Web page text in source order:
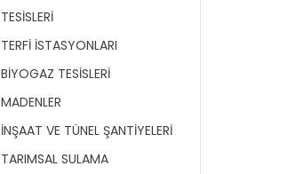
TESİSLERİ
TERFİ İSTASYONLARI
BİYOGAZ TESİSLERİ
MADENLER
İNŞAAT VE TÜNEL ŞANTİYELERİ
TARIMSAL SULAMA